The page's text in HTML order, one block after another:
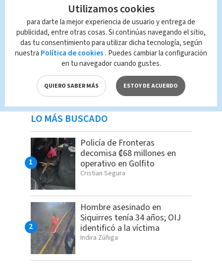
LO MÁS BUSCADO
Policía de Fronteras
decomisa ₡68 millones en
operativo en Golfito
Cristian Segura
Hombre asesinado en
Siquirres tenía 34 años; OIJ
identificó a la víctima
Indira Zúñiga
Utilizamos cookies
para darte la mejor experiencia de usuario y entrega de
publicidad, entre otras cosas. Si continúas navegando el sitio,
das tu consentimiento para utilizar dicha tecnología, según
nuestra Política de cookies . Puedes cambiar la configuración
en tu navegador cuando gustes.
QUIERO SABER MÁS ESTOY DE ACUERDO